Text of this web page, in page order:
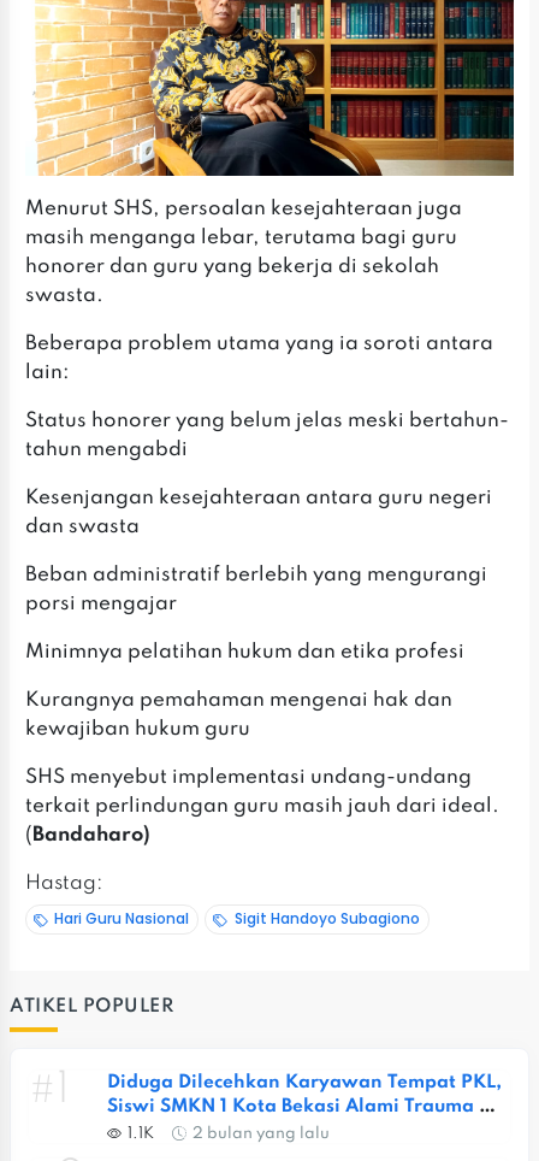
‎Menurut SHS, persoalan kesejahteraan juga
masih menganga lebar, terutama bagi guru
honorer dan guru yang bekerja di sekolah
swasta.
‎Beberapa problem utama yang ia soroti antara
lain:
‎Status honorer yang belum jelas meski bertahun-
tahun mengabdi
‎‎Kesenjangan kesejahteraan antara guru negeri
dan swasta
‎‎Beban administratif berlebih yang mengurangi
porsi mengajar
‎Minimnya pelatihan hukum dan etika profesi
‎‎Kurangnya pemahaman mengenai hak dan
kewajiban hukum guru
‎SHS menyebut implementasi undang-undang
terkait perlindungan guru masih jauh dari ideal.
( Bandaharo)
Hastag:
Hari Guru Nasional
Sigit Handoyo Subagiono
ATIKEL POPULER
#1
Diduga Dilecehkan Karyawan Tempat PKL,
Siswi SMKN 1 Kota Bekasi Alami Trauma
Berat
1.1K 2 bulan yang lalu